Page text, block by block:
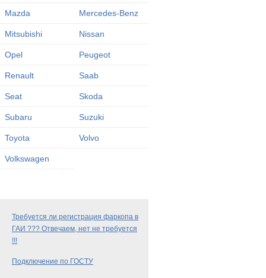
Mazda Mercedes-Benz
Mitsubishi Nissan
Opel Peugeot
Renault Saab
Seat Skoda
Subaru Suzuki
Toyota Volvo
Volkswagen
Требуется ли регистрация фаркопа в
ГАИ ??? Отвечаем, нет не требуется
!!!
Подключение по ГОСТУ